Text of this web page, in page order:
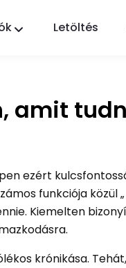
Letöltés
amit
ezért
funkciója közül „
Kiemelten
krónikása.